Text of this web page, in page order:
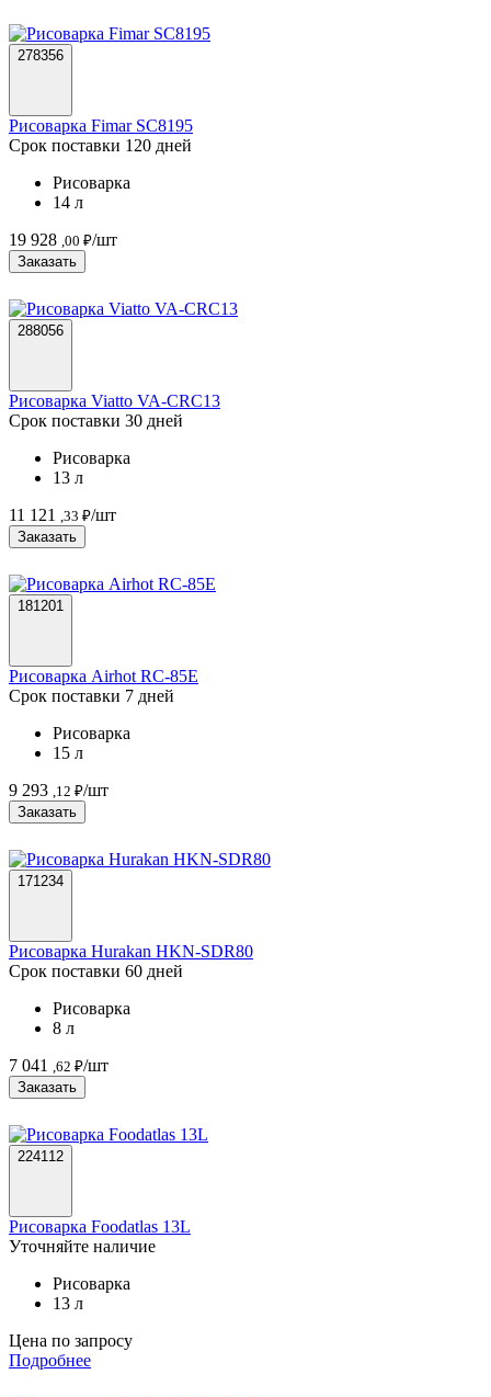
278356
Рисоварка Fimar SC8195
Срок поставки 120 дней
Рисоварка
14 л
19 928 ,00 ₽/шт
Заказать
288056
Рисоварка Viatto VA-CRC13
Срок поставки 30 дней
Рисоварка
13 л
11 121
,33 ₽/шт
Заказать
181201
Рисоварка Airhot RC-85E
Срок поставки 7 дней
Рисоварка
15 л
9 293 ,12 ₽/шт
Заказать
171234
Рисоварка Hurakan HKN-SDR80
Срок поставки 60 дней
Рисоварка
8 л
7 041
,62 ₽/шт
Заказать
224112
Рисоварка Foodatlas 13L
Уточняйте наличие
Рисоварка
13 л
Цена по запросу
Подробнее